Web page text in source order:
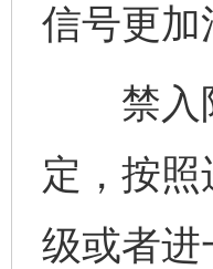
信号更加
禁入限
定，按
级或者进